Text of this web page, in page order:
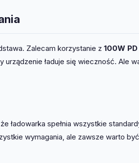
Zalecam korzystanie z 100W
urządzenie ładuje się wieczność. Ale
ładowarka spełnia wszystkie
wymagania, ale zawsze warto